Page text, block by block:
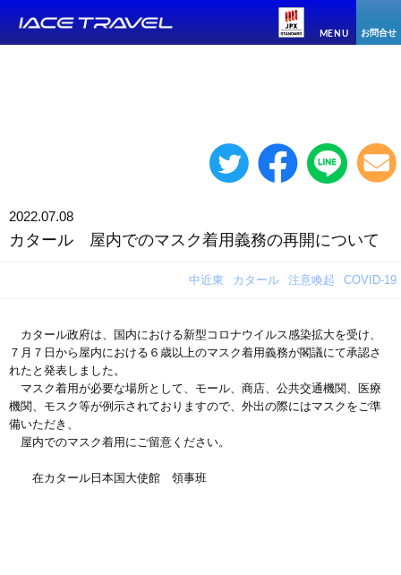
MENU お問合せ
2022.07.08
カタール 屋内でのマスク着用義務の再開について
中近東 カタール 注意喚起 COVID-19
カタール政府は、国内における新型コロナウイルス感染拡大を受け、
７月７日から屋内における６歳以上のマスク着用義務が閣議にて承認さ
れたと発表しました。
マスク着用が必要な場所として、モール、商店、公共交通機関、医療
機関、モスク等が例示されておりますので、外出の際にはマスクをご準
備いただき、
屋内でのマスク着用にご留意ください。
在カタール日本国大使館 領事班